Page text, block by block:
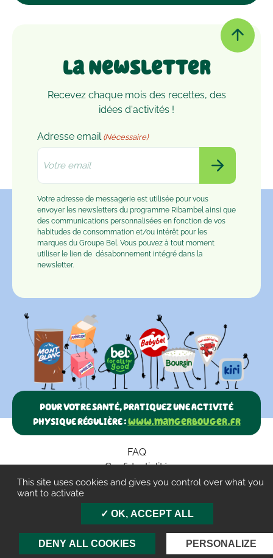
La Newsletter
Recevez chaque mois des recettes, des
idées d'activités !
Adresse email (Nécessaire)
Votre adresse de messagerie est utilisée pour vous
envoyer les newsletters du programme Ribambel ainsi que
des communications personnalisées en fonction de vos
habitudes de consommation et/ou intérêt pour les
marques du Groupe Bel. Vous pouvez à tout moment
utiliser le lien de désabonnement intégré dans la
newsletter.
POUR VOTRE SANTÉ, PRATIQUEZ UNE ACTIVITÉ
PHYSIQUE RÉGULIÈRE :www.mangerbouger.fr
FAQ
Confidentialité
Paramètres des cookies
Mentions légales
Contact
This site uses cookies and gives you control over what you
want to activate
OK, ACCEPT ALL
DENY ALL COOKIES PERSONALIZE